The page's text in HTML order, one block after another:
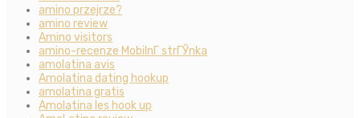
amino przejrze?
amino review
Amino visitors
amino-recenze MobilnГ­ strГЎnka
amolatina avis
Amolatina dating hookup
amolatina gratis
Amolatina les hook up